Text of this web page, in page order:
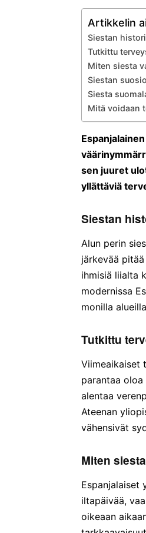
Artikkelin
Siestan
Tutkittu
Miten siesta
Siestan
Siesta
Mitä voidaan
sen juuret
yllättäviä
Siestan
Alun perin
järkevää
ihmisiä liialta
modernissa
monilla
Tutkittu
Viimeaikaiset
parantaa
alentaa
Ateenan
vähensivät
Miten
Espanjalaiset
iltapäivää,
oikeaan